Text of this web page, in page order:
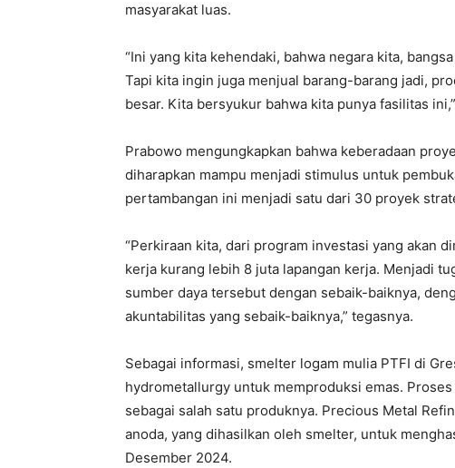
masyarakat luas.
“Ini yang kita kehendaki, bahwa negara kita,
Tapi kita ingin juga menjual barang-barang jadi,
besar. Kita bersyukur bahwa kita punya fasilitas
Prabowo mengungkapkan bahwa keberadaan
diharapkan mampu menjadi stimulus untuk
pertambangan ini menjadi satu dari 30 proyek
“Perkiraan kita, dari program investasi yang akan
kerja kurang lebih 8 juta lapangan kerja. Menjadi
sumber daya tersebut dengan sebaik-baiknya,
akuntabilitas yang sebaik-baiknya,” tegasnya.
Sebagai informasi, smelter logam mulia PTFI di
hydrometallurgy untuk memproduksi emas.
sebagai salah satu produknya. Precious Metal
anoda, yang dihasilkan oleh smelter, untuk
Desember 2024.